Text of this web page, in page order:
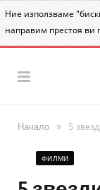
Ние използваме
направим престоя ви
Начало » 5
ФИЛМИ